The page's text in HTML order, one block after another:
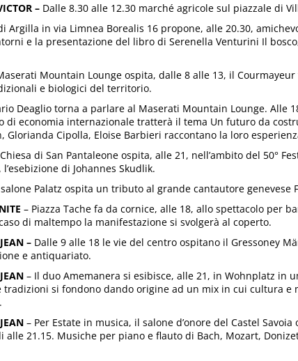
– Dalle 8.30 alle 12.30 marché agricole sul piazzale di
Argilla in via Limnea Borealis 16 propone, alle 20.30,
e la presentazione del libro di Serenella Venturini Il
Mountain Lounge ospita, dalle 8 alle 13, il
e biologici del territorio.
Deaglio torna a parlare al Maserati Mountain Lounge. Alle
di economia internazionale tratterà il tema Un futuro da
Glorianda Cipolla, Eloise Barbieri raccontano la loro
di San Pantaleone ospita, alle 21, nell’ambito del 50°
di Johannes Skudlik.
Palatz ospita un tributo al grande cantautore genevese
– Piazza Tache fa da cornice, alle 18, allo spettacolo per
di maltempo la manifestazione si svolgerà al coperto.
– Dalle 9 alle 18 le vie del centro ospitano il Gressoney
e antiquariato.
– Il duo Amemanera si esibisce, alle 21, in Wohnplatz in
tradizioni si fondono dando origine ad un mix in cui cultura e
– Per Estate in musica, il salone d’onore del Castel
alle 21.15. Musiche per piano e flauto di Bach, Mozart,